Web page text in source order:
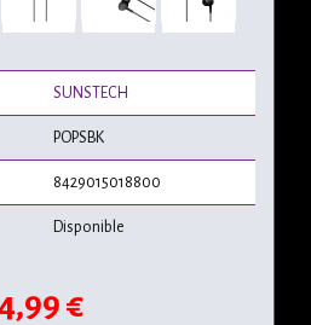
SUNSTECH
POPSBK
8429015018800
Disponible
€